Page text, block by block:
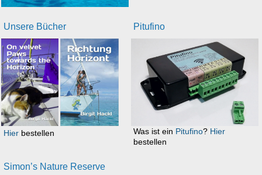
Unsere Bücher
Hier bestellen
Pitufino
Was ist ein Pitufino? Hier
bestellen
Simon’s Nature Reserve